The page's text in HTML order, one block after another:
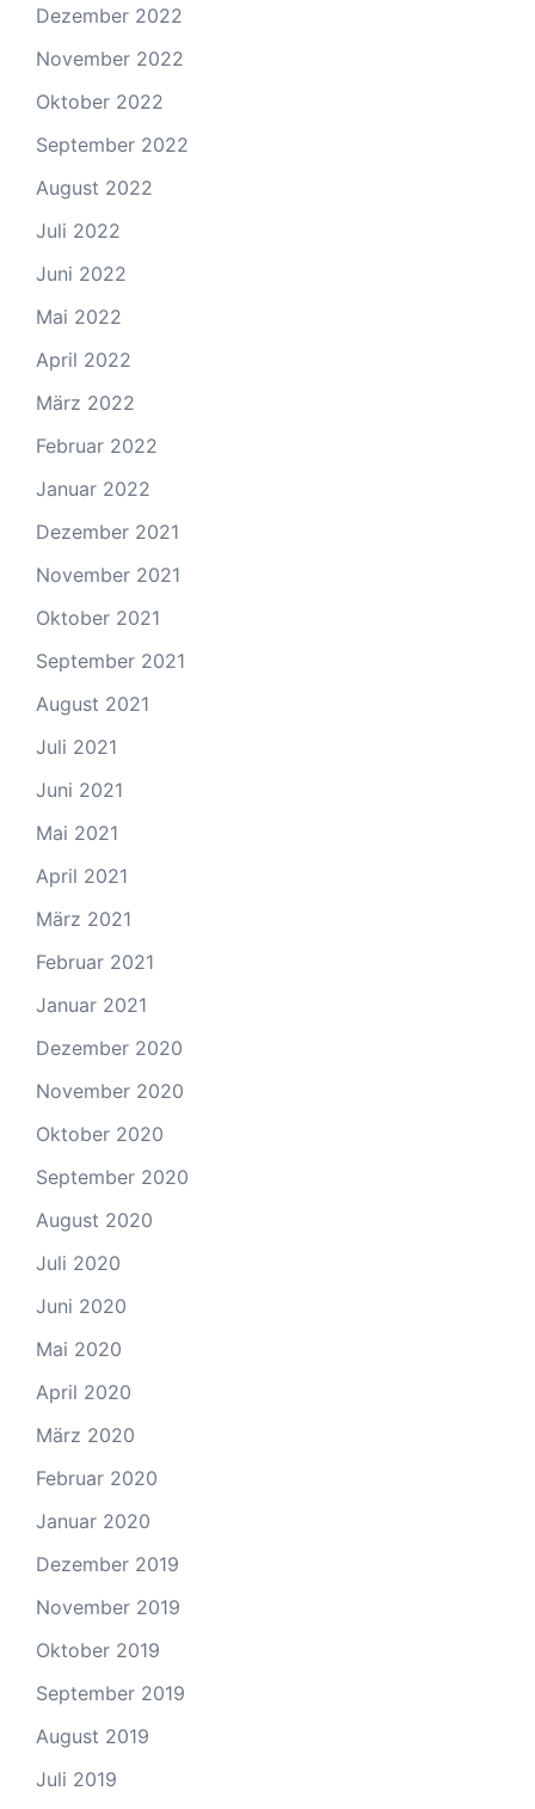
Dezember 2022
November 2022
Oktober 2022
September 2022
August 2022
Juli 2022
Juni 2022
Mai 2022
April 2022
März 2022
Februar 2022
Januar 2022
Dezember 2021
November 2021
Oktober 2021
September 2021
August 2021
Juli 2021
Juni 2021
Mai 2021
April 2021
März 2021
Februar 2021
Januar 2021
Dezember 2020
November 2020
Oktober 2020
September 2020
August 2020
Juli 2020
Juni 2020
Mai 2020
April 2020
März 2020
Februar 2020
Januar 2020
Dezember 2019
November 2019
Oktober 2019
September 2019
August 2019
Juli 2019